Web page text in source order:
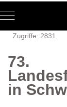
Mobile Menu Toggle
Zugriffe: 2831
73.
in